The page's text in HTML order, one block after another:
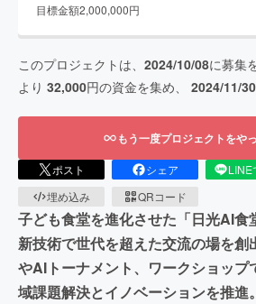
目標金額2,000,000円
このプロジェクトは、 2024/10/08に募集
より 32,000円の資金を集め、 2024/11/30
もう一度プロジェクトをや
ポスト シェア LINE
埋め込み
QRコード
子ども食堂を進化させた「日光AI食
新技術で世代を超えた交流の場を創
やAIトーナメント、ワークショップ
域課題解決とイノベーションを推進